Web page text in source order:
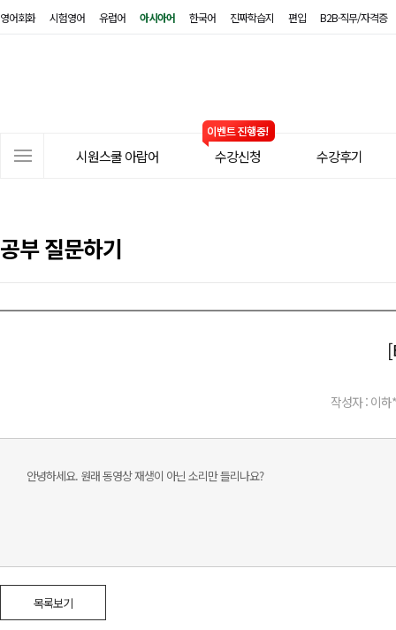
영어회화 시험영어 유럽어 아시아어 한국어 진짜학습지 편입 B2B·직무/자격증
시원스쿨 아랍어 수강신청 수강후기
공부 질문하기
작성자 : 이하
안녕하세요. 원래 동영상 재생이 아닌 소리만 들리나요?
목록보기